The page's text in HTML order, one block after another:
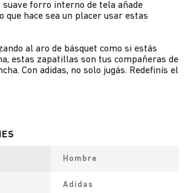
forro interno de tela añade
que hace sea un placer usar estas
al aro de básquet como si estás
estas zapatillas son tus compañeras de
Con adidas, no solo jugás. Redefinís el
Hombre
Adidas